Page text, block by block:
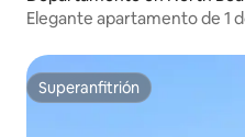
Elegante apartamento de 1
Superanfitrión
Superanfitrión